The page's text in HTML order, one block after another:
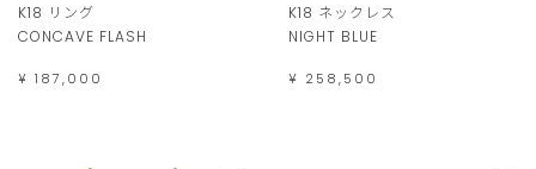
K18 リング
CONCAVE FLASH
¥ 187,000
K18 ネックレス
NIGHT BLUE
¥ 258,500